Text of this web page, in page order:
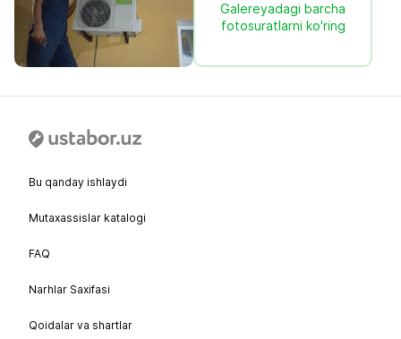
Galereyadagi barcha
fotosuratlarni ko'ring
Bu qanday ishlaydi
Mutaxassislar katalogi
FAQ
Narhlar Saxifasi
Qoidalar va shartlar